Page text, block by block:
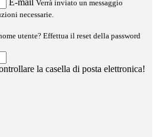
E-mail Verrà inviato un messaggio
necessarie.
utente? Effettua il reset della password
la casella di posta elettronica!